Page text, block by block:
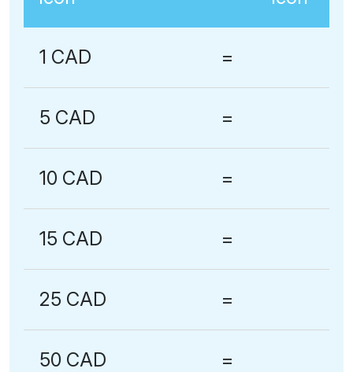
1 CAD =
5 CAD =
10 CAD =
15 CAD =
25 CAD =
50 CAD =